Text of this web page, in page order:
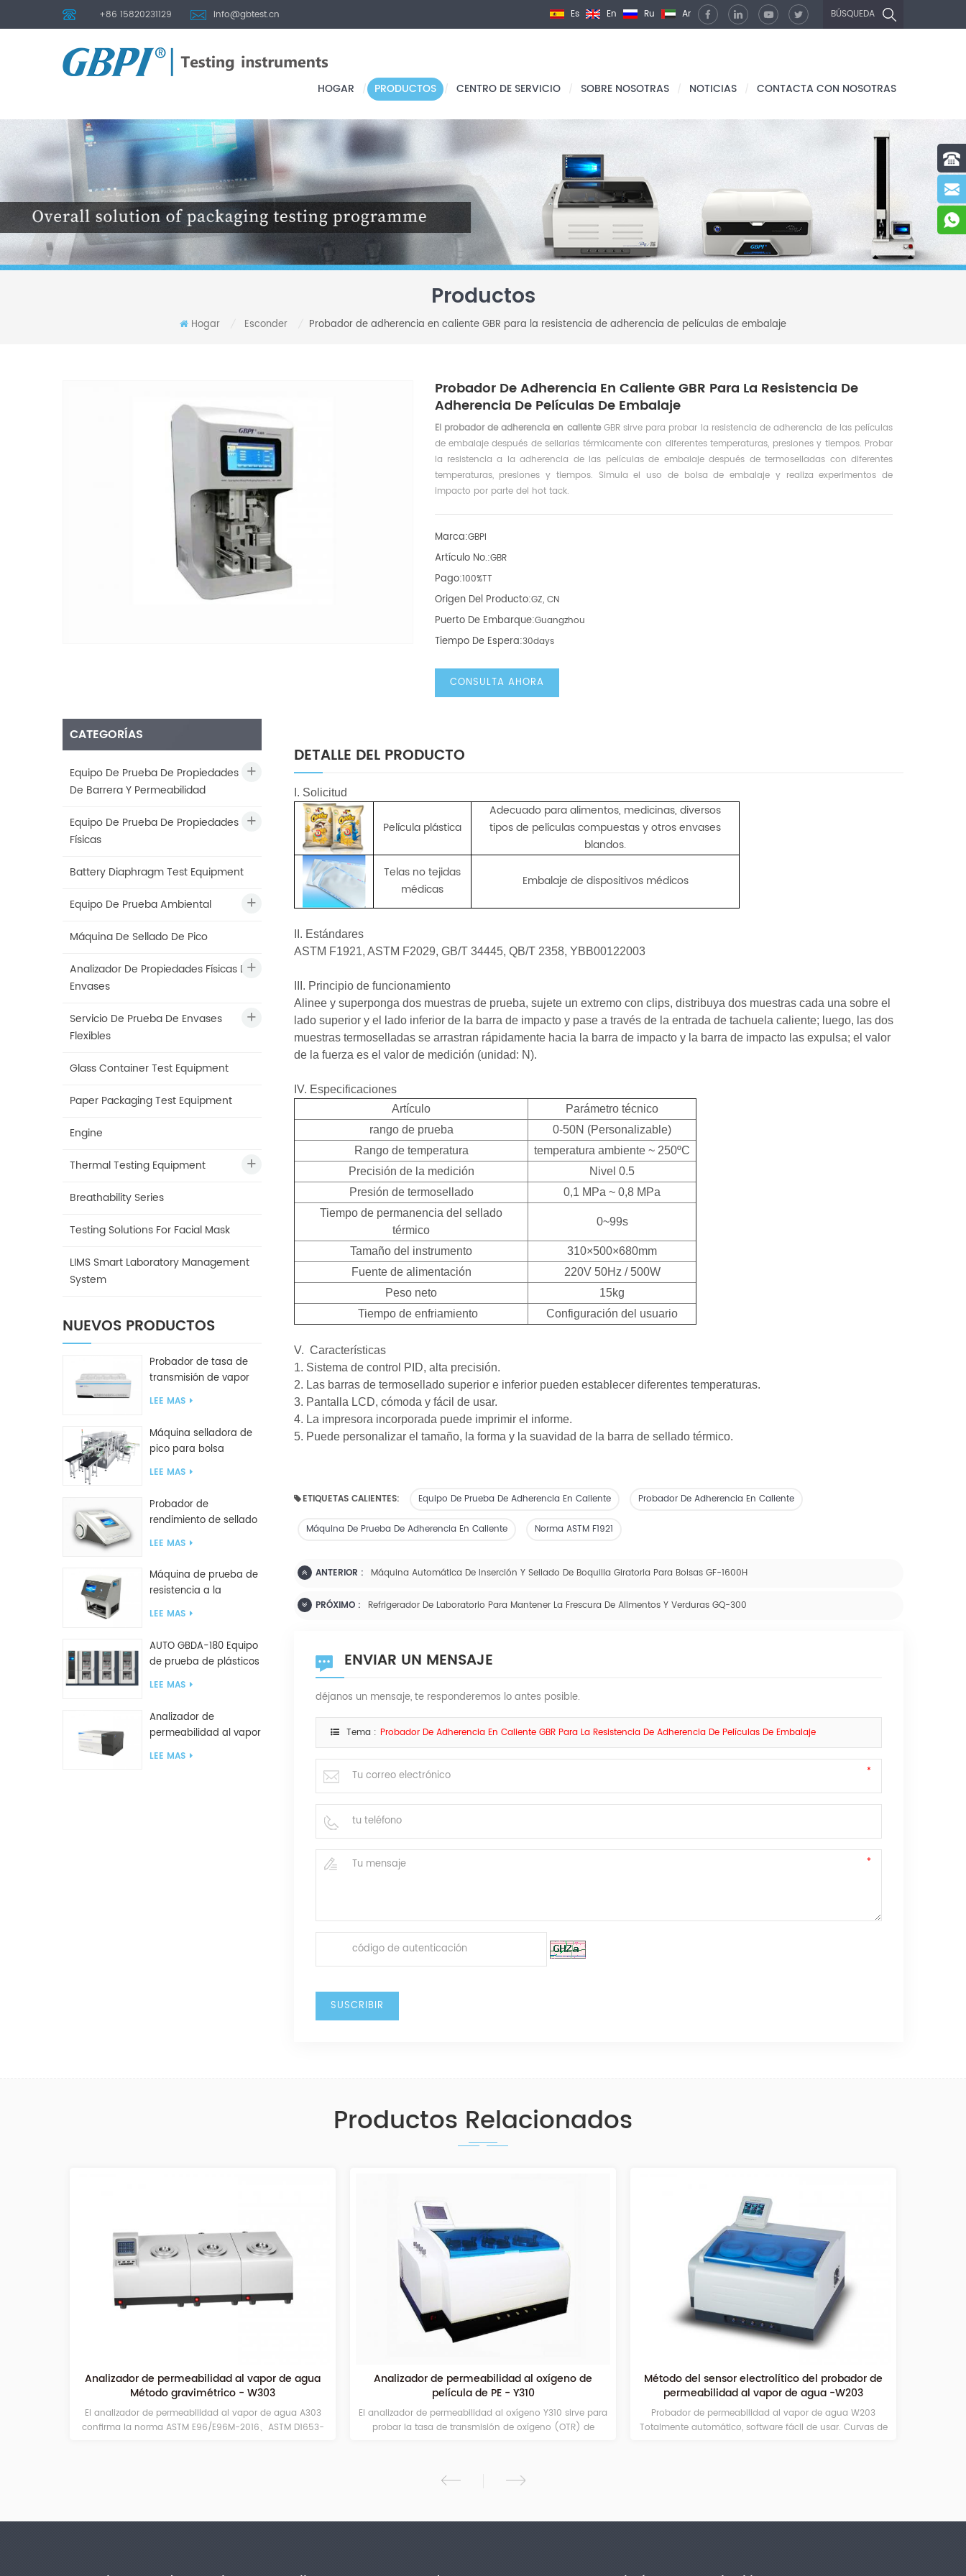
+86 15820231129 info@gbtest.cn BÚSQUEDA
Es En Ru Ar
HOGAR / PRODUCTOS / CENTRO DE SERVICIO / SOBRE NOSOTRAS / NOTICIAS / CONTACTA CON NOSOTRAS
Productos
Hogar Esconder Probador de adherencia en caliente GBR para la resistencia de adherencia de películas de embalaje
Probador De Adherencia En Caliente GBR Para La Resistencia De
Adherencia De Películas De Embalaje
El probador de adherencia en calienteGBR sirve para probar la resistencia de adherencia de las películas
de embalaje después de sellarlas térmicamente con diferentes temperaturas, presiones y tiempos. Probar
la resistencia a la adherencia de las películas de embalaje después de termoselladas con diferentes
temperaturas, presiones y tiempos. Simula el uso de bolsa de embalaje y realiza experimentos de
impacto por parte del hot tack.
Marca:GBPI
Artículo No.:GBR
Pago:100%TT
Origen Del Producto:GZ, CN
Puerto De Embarque:Guangzhou
Tiempo De Espera:30days
CONSULTA AHORA
CATEGORÍAS
Equipo De Prueba De Propiedades
De Barrera Y Permeabilidad
Equipo De Prueba De Propiedades
Físicas
Battery Diaphragm Test Equipment
Equipo De Prueba Ambiental
Máquina De Sellado De Pico
Analizador De Propiedades Físicas De
Envases
Servicio De Prueba De Envases
Flexibles
Glass Container Test Equipment
Paper Packaging Test Equipment
Engine
Thermal Testing Equipment
Breathability Series
Testing Solutions For Facial Mask
LIMS Smart Laboratory Management
System
NUEVOS PRODUCTOS
Probador de tasa de
transmisión de vapor
de agua W416 2.0
LEE MAS
Máquina selladora de
pico para bolsa
inclinada GF2600-X
LEE MAS
Probador de
rendimiento de sellado
inteligente GBPI
LEE MAS
Máquina de prueba de
resistencia a la
compresión GBN200G
LEE MAS
AUTO GBDA-180 Equipo
de prueba de plásticos
para degradación de
LEE MAS
Analizador de
permeabilidad al vapor
de agua W812 (método
LEE MAS
DETALLE DEL PRODUCTO
I. Solicitud
Película plástica
Adecuado para alimentos, medicinas, diversos
tipos de películas compuestas y otros envases
blandos.
Telas no tejidas
médicas
Embalaje de dispositivos médicos
II. Estándares
ASTM F1921, ASTM F2029, GB/T 34445, QB/T 2358, YBB00122003
III. Principio de funcionamiento
Alinee y superponga dos muestras de prueba, sujete un extremo con clips, distribuya dos muestras cada una sobre el
lado superior y el lado inferior de la barra de impacto y pase a través de la entrada de tachuela caliente; luego, las dos
muestras termoselladas se arrastran rápidamente hacia la barra de impacto y la barra de impacto las expulsa; el valor
de la fuerza es el valor de medición (unidad: N).
IV. Especificaciones
Artículo
Parámetro técnico
rango de prueba
0-50N (Personalizable)
Rango de temperatura
temperatura ambiente ~ 250ºC
Precisión de la medición
Nivel 0.5
Presión de termosellado
0,1 MPa ~ 0,8 MPa
Tiempo de permanencia del sellado
térmico
0~99s
Tamaño del instrumento
310×500×680mm
Fuente de alimentación
220V 50Hz / 500W
Peso neto
15kg
Tiempo de enfriamiento
Configuración del usuario
V. Características
1. Sistema de control PID, alta precisión.
2. Las barras de termosellado superior e inferior pueden establecer diferentes temperaturas.
3. Pantalla LCD, cómoda y fácil de usar.
4. La impresora incorporada puede imprimir el informe.
5. Puede personalizar el tamaño, la forma y la suavidad de la barra de sellado térmico.
ETIQUETAS CALIENTES: Equipo De Prueba De Adherencia En Caliente Probador De Adherencia En Caliente
Máquina De Prueba De Adherencia En Caliente Norma ASTM F1921
ANTERIOR : Máquina Automática De Inserción Y Sellado De Boquilla Giratoria Para Bolsas GF-1600H
PRÓXIMO : Refrigerador De Laboratorio Para Mantener La Frescura De Alimentos Y Verduras GQ-300
ENVIAR UN MENSAJE
déjanos un mensaje, te responderemos lo antes posible.
Tema : Probador De Adherencia En Caliente GBR Para La Resistencia De Adherencia De Películas De Embalaje
Productos Relacionados
de permeabilidad al vapor de agua
gravimétrico - W303
de permeabilidad al vapor de agua A303
ASTM E96/E96M-2016、ASTM D1653-
Analizador de permeabilidad al oxígeno de
El analizador de permeabilidad al oxígeno Y310 sirve para
probar la tasa de transmisión de oxígeno (OTR) de
Método del sensor electrolítico del probador de
permeabilidad al vapor de agua -W203
Probador de permeabilidad al vapor de agua W203
Totalmente automático, software fácil de usar. Curvas de
Analizador de permeabilidad al
Método de aumento de peso
El analizador de permeabilidad al vapor
para probar la tasa de transmisión de